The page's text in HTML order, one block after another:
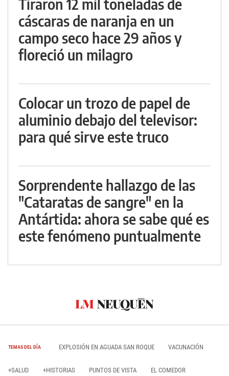
Tiraron 12 mil toneladas de
cáscaras de naranja en un
campo seco hace 29 años y
floreció un milagro
Colocar un trozo de papel de
aluminio debajo del televisor:
para qué sirve este truco
Sorprendente hallazgo de las
"Cataratas de sangre" en la
Antártida: ahora se sabe qué es
este fenómeno puntualmente
TEMAS DEL DÍA EXPLOSIÓN EN AGUADA SAN ROQUE VACUNACIÓN
+SALUD +HISTORIAS PUNTOS DE VISTA EL COMEDOR